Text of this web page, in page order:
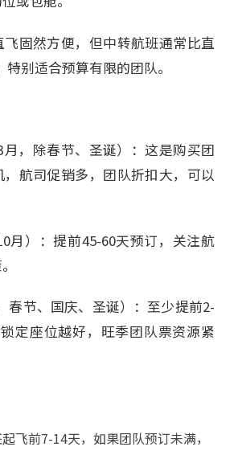
固然方便，但中转航班通常比直
别适合预算有限的团队。
，除春节、圣诞）：这是购买团
航司促销多，团队折扣大，可以
月）：提前45-60天预订，关注航
春节、国庆、圣诞）：至少提前2-
定座位越好，旺季团队票资源紧
飞前7-14天，如果团队预订未满，